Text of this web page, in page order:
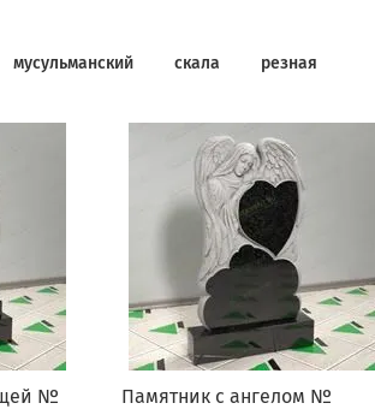
мусульманский скала резная
№
Памятник с ангелом №